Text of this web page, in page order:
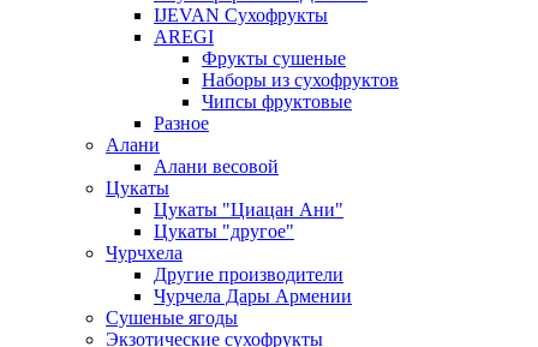
IJEVAN Сухофрукты
AREGI
Фрукты сушеные
Наборы из сухофруктов
Чипсы фруктовые
Разное
Алани
Алани весовой
Цукаты
Цукаты "Циацан Ани"
Цукаты "другое"
Чурчхела
Другие производители
Чурчела Дары Армении
Сушеные ягоды
Экзотические сухофрукты